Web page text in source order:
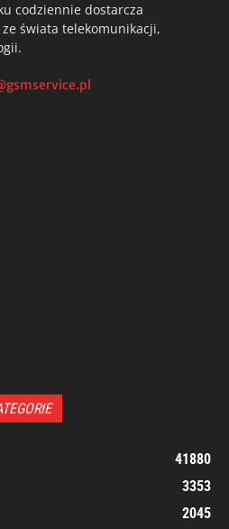
codziennie dostarcza
świata telekomunikacji,
41880
3353
2045